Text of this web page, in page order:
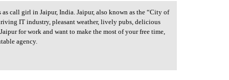
call girl in Jaipur, India. Jaipur, also known as the “City of
IT industry, pleasant weather, lively pubs, delicious
for work and want to make the most of your free time,
agency.